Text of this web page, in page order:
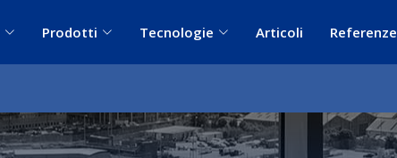
Prodotti Tecnologie Articoli Referenze